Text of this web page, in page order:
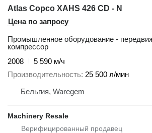
Atlas Copco XAHS 426 CD - N
Цена по запросу
Промышленное оборудование -
компрессор
2008
5 590 м/ч
Производительность 25 500 л/мин
Бельгия, Waregem
Machinery Resale